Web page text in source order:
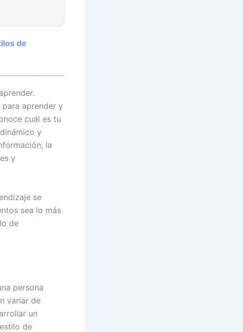
de
aprender y
cuál es tu
y
la
y
se
sea lo más
de
persona
variar de
un
de